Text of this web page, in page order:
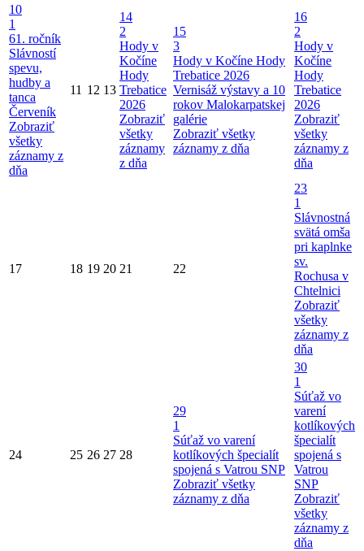
10
1
61. ročník
Slávností
spevu,
hudby a
tanca
Červeník
Zobraziť
všetky
záznamy z
dňa
11 12 13
14
2
Hody v
Kočíne
Hody
Trebatice
2026
Zobraziť
všetky
záznamy
z dňa
15
3
Hody v Kočíne Hody
Trebatice 2026
Vernisáž výstavy a 10
rokov Malokarpatskej
galérie
Zobraziť všetky
záznamy z dňa
16
2
Hody v
Kočíne
Hody
Trebatice
2026
Zobraziť
všetky
záznamy z
dňa
17 18 19 20 21 22
23
1
Slávnostná
svätá omša
pri kaplnke
sv.
Rochusa v
Chtelnici
Zobraziť
všetky
záznamy z
dňa
24 25 26 27 28
29
1
Súťaž vo varení
kotlíkových špecialít
spojená s Vatrou SNP
Zobraziť všetky
záznamy z dňa
30
1
Súťaž vo
varení
kotlíkových
špecialít
spojená s
Vatrou
SNP
Zobraziť
všetky
záznamy z
dňa